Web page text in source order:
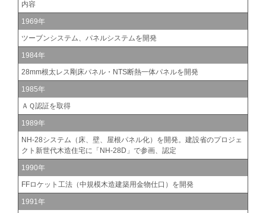
内容
1969年
ツーブンシステム、パネルシステムを開発
1984年
28mm根太レス剛床パネル・NTS断熱一体パネルを開発
1985年
ＡＱ認証を取得
1989年
NH-28システム（床、壁、屋根パネル化）を開発。建設省のプロジェ
クト新世代木造住宅に「NH-28D」で参画、認定
1990年
FFロケット工法（中規模木造建築用金物仕口）を開発
1991年